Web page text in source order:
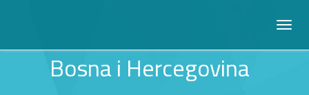
Bosna i Hercegovina